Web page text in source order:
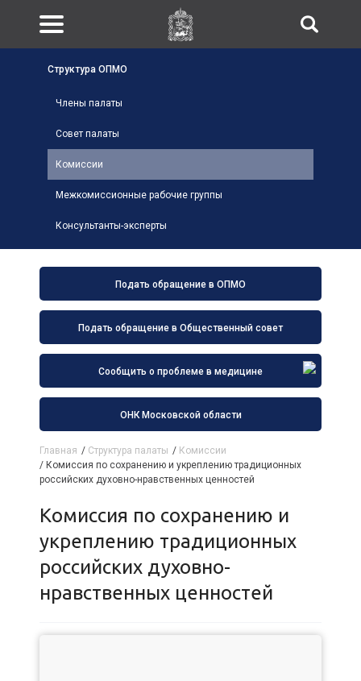
Подать обращение в ОПМО
Подать обращение в Общественный совет
Сообщить о проблеме в медицине
ОНК Московской области
Структура ОПМО
Члены палаты
Совет палаты
Комиссии
Межкомиссионные рабочие группы
Консультанты-эксперты
Главная / Структура палаты / Комиссии
/ Комиссия по сохранению и укреплению традиционных
российских духовно-нравственных ценностей
Комиссия по сохранению и
укреплению традиционных
российских духовно-
нравственных ценностей